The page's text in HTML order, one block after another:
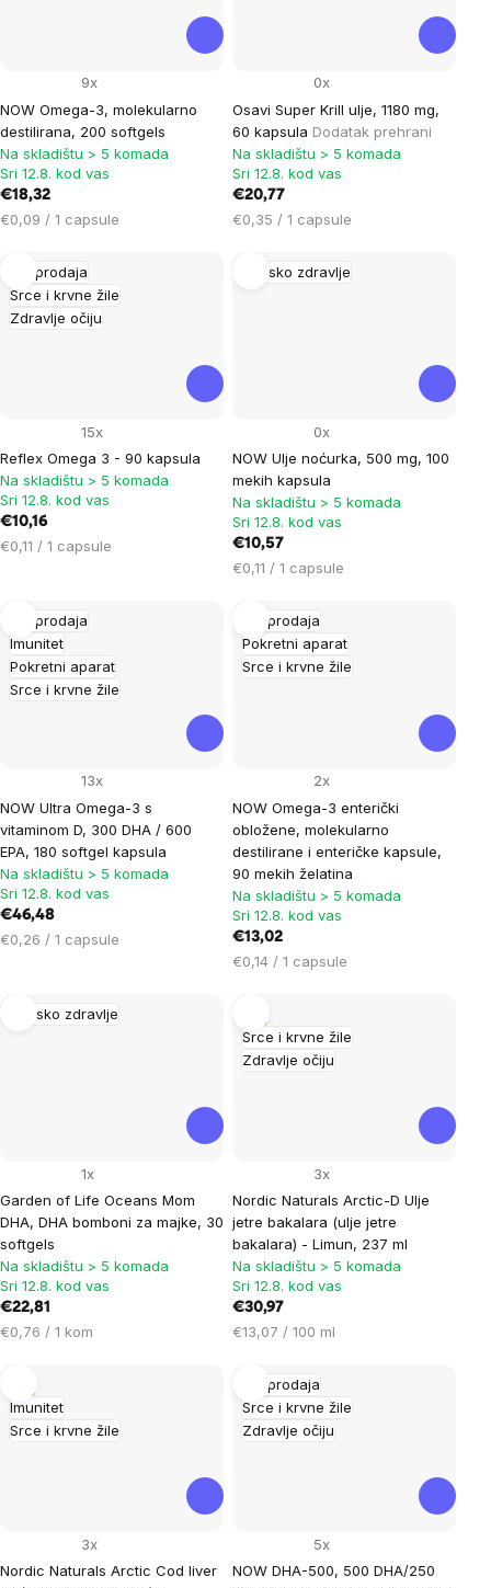
NOW Omega-3, molekularno
destilirana, 200 softgels
9x
Na skladištu > 5 komada
Sri 12.8. kod vas
€18,32
Cijena
€0,09 / 1 capsule
Osavi Super Krill ulje, 1180 mg,
60 kapsula Dodatak prehrani
0x
Na skladištu > 5 komada
Sri 12.8. kod vas
€20,77
Cijena
€0,35 / 1 capsule
Rasprodaja
Srce i krvne žile
Zdravlje očiju
Reflex Omega 3 - 90 kapsula
15x
Na skladištu > 5 komada
Sri 12.8. kod vas
€10,16
Cijena
€0,11 / 1 capsule
Žensko zdravlje
NOW Ulje noćurka, 500 mg, 100
mekih kapsula
0x
Na skladištu > 5 komada
Sri 12.8. kod vas
€10,57
Cijena
€0,11 / 1 capsule
Rasprodaja
Imunitet
Pokretni aparat
Srce i krvne žile
NOW Ultra Omega-3 s
vitaminom D, 300 DHA / 600
EPA, 180 softgel kapsula
13x
Na skladištu > 5 komada
Sri 12.8. kod vas
€46,48
Cijena
€0,26 / 1 capsule
Rasprodaja
Pokretni aparat
Srce i krvne žile
NOW Omega-3 enterički
obložene, molekularno
destilirane i enteričke kapsule,
90 mekih želatina
2x
Na skladištu > 5 komada
Sri 12.8. kod vas
€13,02
Cijena
€0,14 / 1 capsule
Žensko zdravlje
Garden of Life Oceans Mom
DHA, DHA bomboni za majke, 30
softgels
1x
Na skladištu > 5 komada
Sri 12.8. kod vas
€22,81
Cijena
€0,76 / 1 kom
Srce i krvne žile
Zdravlje očiju
Nordic Naturals Arctic-D Ulje
jetre bakalara (ulje jetre
bakalara) - Limun, 237 ml
3x
Na skladištu > 5 komada
Sri 12.8. kod vas
€30,97
Cijena
€13,07 / 100 ml
Imunitet
Srce i krvne žile
Nordic Naturals Arctic Cod liver
3x
Rasprodaja
Srce i krvne žile
Zdravlje očiju
NOW DHA-500, 500 DHA/250
5x